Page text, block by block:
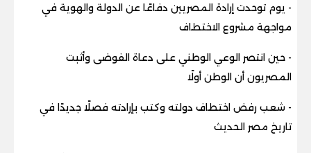
- يوم توحدت إرادة المصريين دفاعًا عن الدولة والهوية في
مواجهة مشروع الاختطاف
- حين انتصر الوعي الوطني على دعاة الفوضى وأثبت
المصريون أن الوطن أولًا
- شعب رفض اختطاف دولته وكتب بإرادته فصلًا جديدًا في
تاريخ مصر الحديث